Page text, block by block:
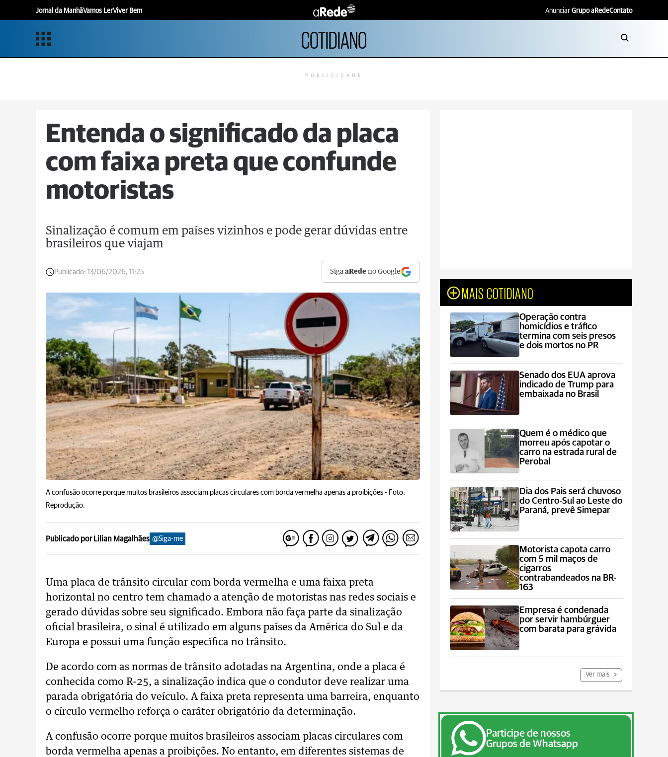
Jornal da ManhãVamos LerViver Bem Anunciar Grupo aRedeContato
COTIDIANO
PUBLICIDADE
Entenda o significado da placa
com faixa preta que confunde
motoristas
Sinalização é comum em países vizinhos e pode gerar dúvidas entre
brasileiros que viajam
Publicado: 13/06/2026, 11:25 SigaaRede no Google
A confusão ocorre porque muitos brasileiros associam placas circulares com borda vermelha apenas a proibições - Foto:
Reprodução.
Publicado por Lilian Magalhães @Siga-me
Uma placa de trânsito circular com borda vermelha e uma faixa preta
horizontal no centro tem chamado a atenção de motoristas nas redes sociais e
gerado dúvidas sobre seu significado. Embora não faça parte da sinalização
oficial brasileira, o sinal é utilizado em alguns países da América do Sul e da
Europa e possui uma função específica no trânsito.
De acordo com as normas de trânsito adotadas na Argentina, onde a placa é
conhecida como R-25, a sinalização indica que o condutor deve realizar uma
parada obrigatória do veículo. A faixa preta representa uma barreira, enquanto
o círculo vermelho reforça o caráter obrigatório da determinação.
A confusão ocorre porque muitos brasileiros associam placas circulares com
borda vermelha apenas a proibições. No entanto, em diferentes sistemas de
MAIS COTIDIANO
Operação contra
homicídios e tráfico
termina com seis presos
e dois mortos no PR
Senado dos EUA aprova
indicado de Trump para
embaixada no Brasil
Quem é o médico que
morreu após capotar o
carro na estrada rural de
Perobal
Dia dos Pais será chuvoso
do Centro-Sul ao Leste do
Paraná, prevê Simepar
Motorista capota carro
com 5 mil maços de
cigarros
contrabandeados na BR-
163
Empresa é condenada
por servir hambúrguer
com barata para grávida
Ver mais
Participe de nossos
Grupos de Whatsapp